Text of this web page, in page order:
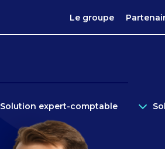
Le groupe
Solution expert-comptable